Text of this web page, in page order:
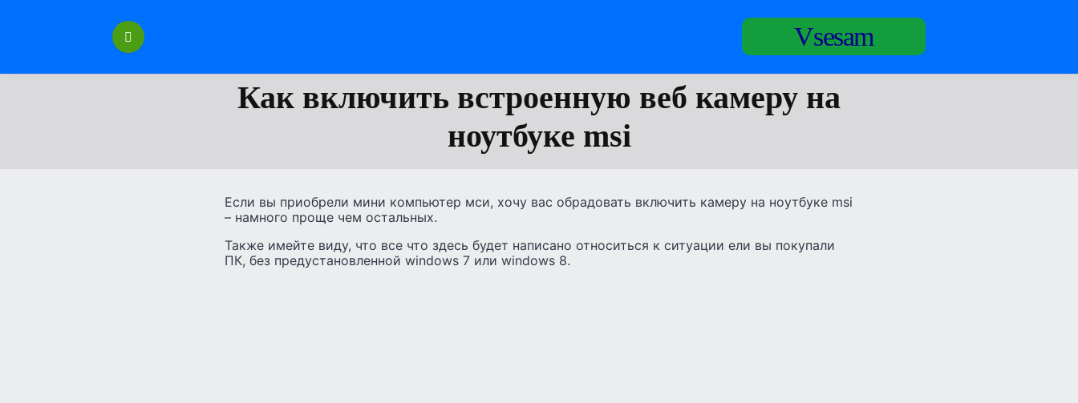
Vsesam
Как включить встроенную веб камеру на
ноутбуке msi
Если вы приобрели мини компьютер мси, хочу вас обрадовать включить камеру на ноутбуке msi
– намного проще чем остальных.
Также имейте виду, что все что здесь будет написано относиться к ситуации ели вы покупали
ПК, без предустановленной windows 7 или windows 8.